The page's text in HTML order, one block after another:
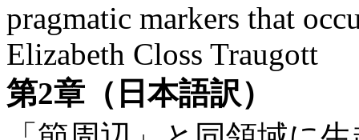
pragmatic markers that
Elizabeth Closs Traugott
第2章（日本語訳）